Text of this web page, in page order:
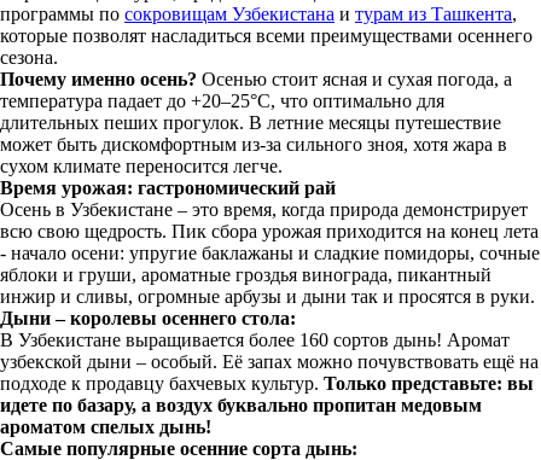
программы по сокровищам Узбекистана и турам из Ташкента,
которые позволят насладиться всеми преимуществами осеннего
сезона.
Почему именно осень? Осенью стоит ясная и сухая погода, а
температура падает до +20–25°С, что оптимально для
длительных пеших прогулок. В летние месяцы путешествие
может быть дискомфортным из-за сильного зноя, хотя жара в
сухом климате переносится легче.
Время урожая: гастрономический рай
Осень в Узбекистане – это время, когда природа демонстрирует
всю свою щедрость. Пик сбора урожая приходится на конец лета
- начало осени: упругие баклажаны и сладкие помидоры, сочные
яблоки и груши, ароматные гроздья винограда, пикантный
инжир и сливы, огромные арбузы и дыни так и просятся в руки.
Дыни – королевы осеннего стола:
В Узбекистане выращивается более 160 сортов дынь! Аромат
узбекской дыни – особый. Её запах можно почувствовать ещё на
подходе к продавцу бахчевых культур. Только представьте: вы
идете по базару, а воздух буквально пропитан медовым
ароматом спелых дынь!
Самые популярные осенние сорта дынь: